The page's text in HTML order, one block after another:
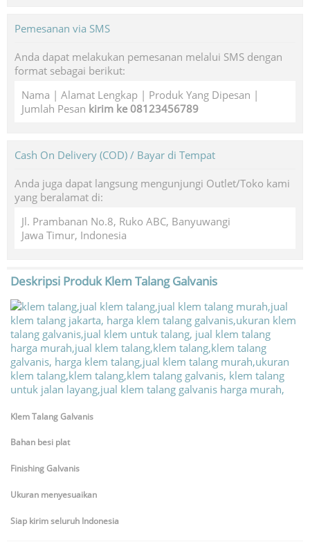
Pemesanan via SMS
Anda dapat melakukan pemesanan melalui SMS dengan
format sebagai berikut:
Nama | Alamat Lengkap | Produk Yang Dipesan |
Jumlah Pesan kirim ke 08123456789
Cash On Delivery (COD) / Bayar di Tempat
Anda juga dapat langsung mengunjungi Outlet/Toko kami
yang beralamat di:
Jl. Prambanan No.8, Ruko ABC, Banyuwangi
Jawa Timur, Indonesia
Deskripsi ProdukKlem Talang Galvanis
Klem Talang Galvanis
Bahan besi plat
Finishing Galvanis
Ukuran menyesuaikan
Siap kirim seluruh Indonesia